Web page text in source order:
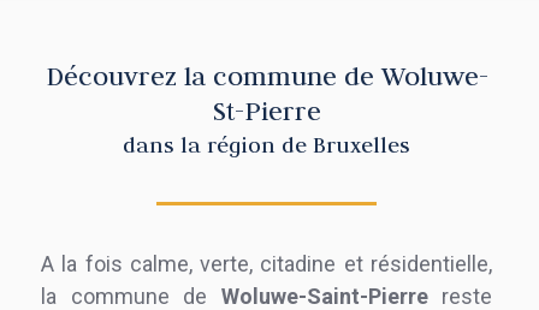
Découvrez la commune de Woluwe-
St-Pierre
dans la région de Bruxelles
A la fois calme, verte, citadine et résidentielle,
la commune de Woluwe-Saint-Pierrereste